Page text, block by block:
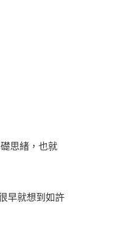
思緒，也就
早就想到如許